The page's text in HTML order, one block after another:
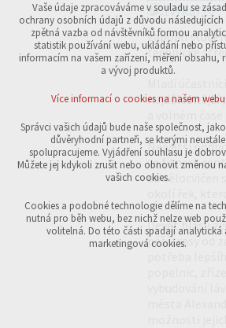
zapojili
technické
Mladí
nejdůležitější
a volném
Největší
ve fitness
do tělocvičen
okolí řek,
Devět hlasů
pěší trasy od
potřeba
popelnic,
vybudování
města
možnosti
Technická cookies
nutná pro provozování webu
udržení kontextu stránek (session):
přihlášení, volby jazyka, apod.
analytická pro anonymizované
návštěvnosti
marketingová cookies (Google,Sklik)
Více informací o cookies na našem webu
Přijmout všechny cookies
Odmítnout vše
Vaše údaje zpracováváme v souladu se
ochrany osobních údajů z důvodu následujících
zpětná vazba od návštěvníků formou
statistik používání webu, ukládání nebo
informacím na vašem zařízení, měření obsahu,
a vývoj produktů.
Více informací o cookies na našem webu
Správci vašich údajů bude naše společnost,
důvěryhodní partneři, se kterými neustále
spolupracujeme. Vyjádření souhlasu je
Můžete jej kdykoli zrušit nebo obnovit změnou
vašich cookies.
Cookies a podobné technologie dělíme na
nutná pro běh webu, bez nichž nelze web
volitelná. Do této části spadají analytická
marketingová cookies.